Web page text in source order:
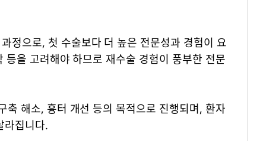
정으로, 첫 수술보다 더 높은 전문성과 경험이 요
을 고려해야 하므로 재수술 경험이 풍부한 전문
축 해소, 흉터 개선 등의 목적으로 진행되며, 환자
라집니다.